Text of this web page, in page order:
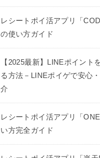
レシートポイ活アプリ「
の使い方ガイド
【2025最新】LINEポイント
る方法－LINEポイゲで安心
介
レシートポイ活アプリ「
い方完全ガイド